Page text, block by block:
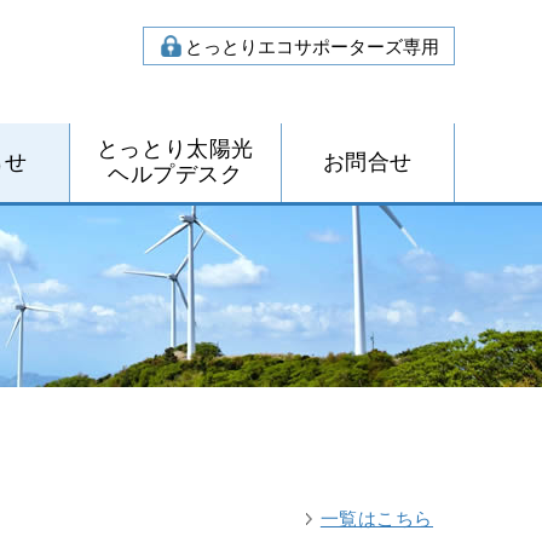
とっとりエコサポーターズ専用
せ
とっとり太陽光
ヘルプデスク
とっとり太陽光ヘルプデスク（相談窓口）
太陽光発電のメリット
固定価格買取制度（FIT)と卒FIT
太陽光発電設備の整備方法
太陽光発電事業者リスト
なっとく再生可能エネルギー
（資源エネルギー庁）
鳥取県脱炭素社会推進課
お問合せ
一覧はこちら